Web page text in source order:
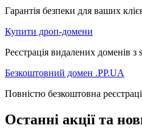
Гарантія безпеки для ваших
Купити дроп-домени
Реєстрація видалених доменів з
Безкоштовний домен .PP.UA
Повністю безкоштовна
Останні акції та